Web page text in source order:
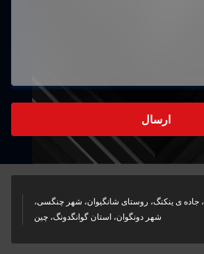
ارسال
نه، نه12، جاده ی ینکنگ، روستای شانگیوان، شهر چنگسی،
شهر دونگوان، استان گوانگدونگ، چین